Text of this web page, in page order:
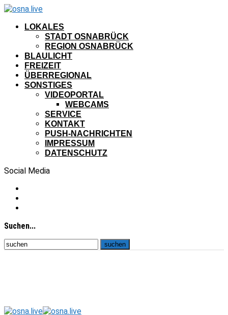
LOKALES
STADT OSNABRÜCK
REGION OSNABRÜCK
BLAULICHT
FREIZEIT
ÜBERREGIONAL
SONSTIGES
VIDEOPORTAL
WEBCAMS
SERVICE
KONTAKT
PUSH-NACHRICHTEN
IMPRESSUM
DATENSCHUTZ
Social Media
Suchen...